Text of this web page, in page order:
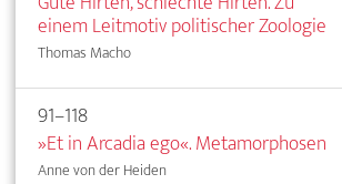
einem Leitmotiv politischer Zoologie
Thomas Macho
91–118
»Et in Arcadia ego«. Metamorphosen
Anne von der Heiden